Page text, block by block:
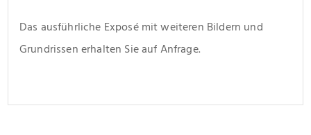
Das ausführliche Exposé mit weiteren Bildern und
Grundrissen erhalten Sie auf Anfrage.